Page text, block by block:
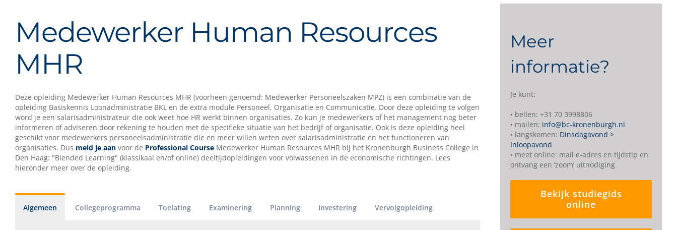
Medewerker Human Resources
MHR
Deze opleiding Medewerker Human Resources MHR (voorheen genoemd: Medewerker Personeelszaken MPZ) is een combinatie van de
opleiding Basiskennis Loonadministratie BKL en de extra module Personeel, Organisatie en Communicatie. Door deze opleiding te volgen
word je een salarisadministrateur die ook weet hoe HR werkt binnen organisaties. Zo kun je medewerkers of het management nog beter
informeren of adviseren door rekening te houden met de specifieke situatie van het bedrijf of organisatie. Ook is deze opleiding heel
geschikt voor medewerkers personeelsadministratie die en meer willen weten over salarisadministratie en het functioneren van
organisaties. Dus meld je aan voor de Professional Course Medewerker Human Resources MHR bij het Kronenburgh Business College in
Den Haag: "Blended Learning" (klassikaal en/of online) deeltijdopleidingen voor volwassenen in de economische richtingen. Lees
hieronder meer over de opleiding.
Algemeen Collegeprogramma Toelating Examinering Planning Investering Vervolgopleiding
Meer
informatie?
Je kunt:
• bellen: +31 70 3998806
• mailen: info@bc-kronenburgh.nl
• langskomen: Dinsdagavond >
Inloopavond
• meet online: mail e-adres en tijdstip en
ontvang een ‘zoom’ uitnodiging
Bekijk studiegids
online